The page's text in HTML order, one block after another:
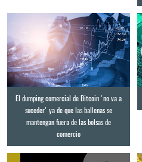
El dumping comercial de Bitcoin 'no va a
suceder' ya de que las ballenas se
mantengan fuera de las bolsas de
comercio